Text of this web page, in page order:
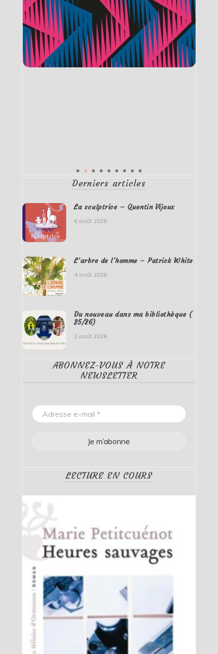
Derniers articles
La sculptrice – Quentin Vijoux
6 août 2026
L’arbre de l’homme – Patrick White
4 août 2026
Du nouveau dans ma bibliothèque (
25/26)
2 août 2026
ABONNEZ-VOUS À NOTRE
NEWSLETTER
LECTURE EN COURS